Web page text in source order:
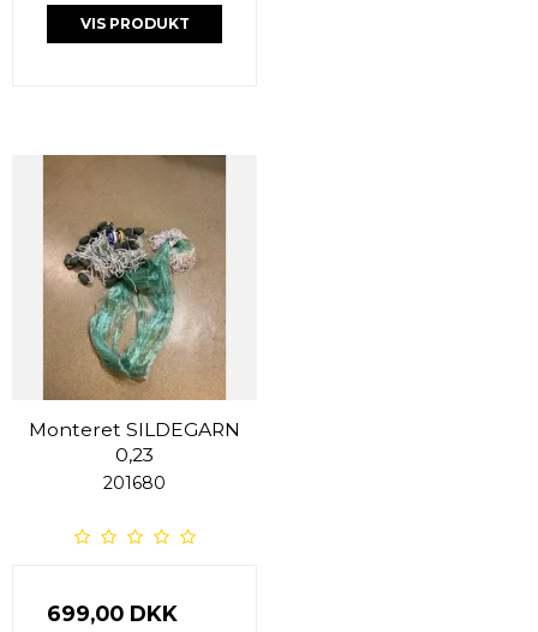
VIS PRODUKT
Monteret SILDEGARN
0,23
201680
699,00 DKK